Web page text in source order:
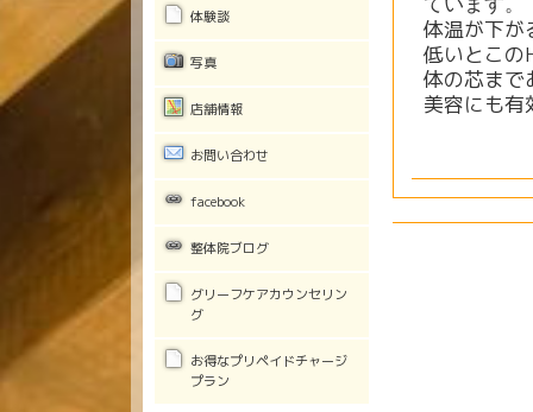
体温が下が
低いとこの
体の芯まで
美容にも有
体験談
写真
店舗情報
お問い合わせ
facebook
整体院ブログ
グリーフケアカウンセリン
グ
お得なプリペイドチャージ
プラン